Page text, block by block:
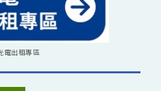
電出租專區